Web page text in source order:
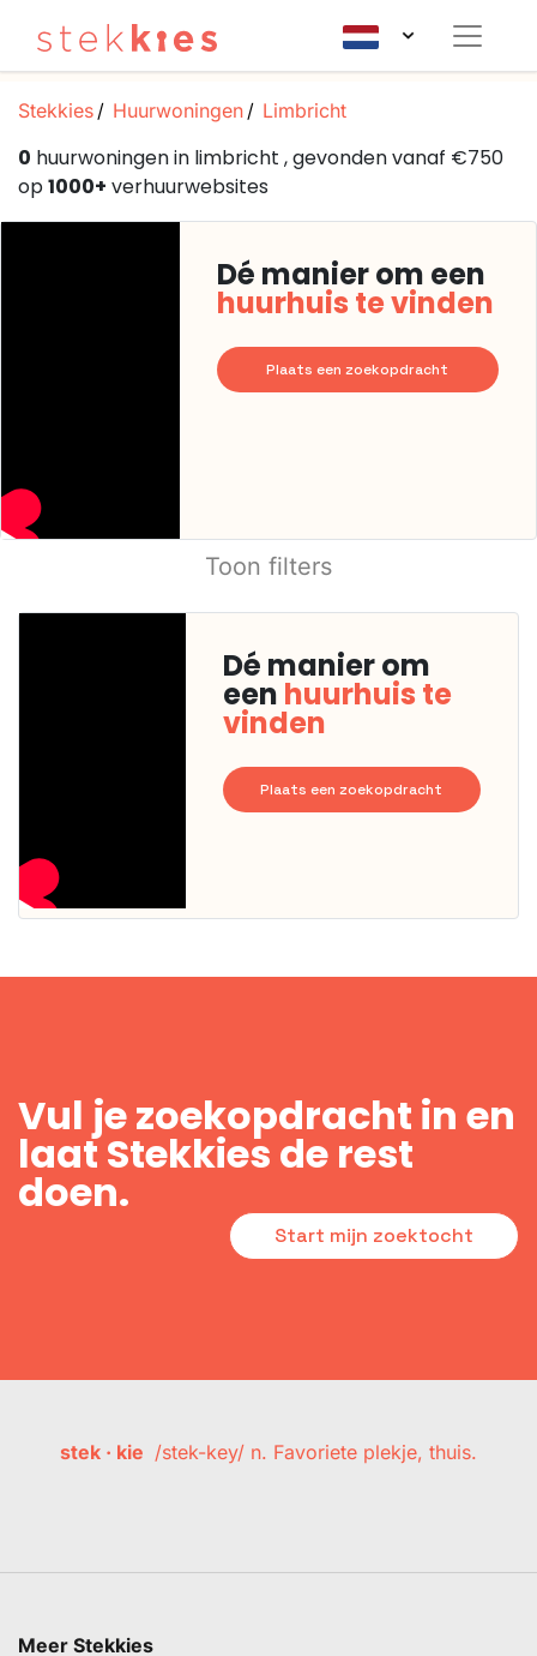
Stekkies Huurwoningen Limbricht
0 huurwoningen in limbricht , gevonden vanaf €750
op1000+ verhuurwebsites
Dé manier om een
huurhuis te vinden
Plaats een zoekopdracht
Toon filters
Dé manier om
een huurhuis te
vinden
Plaats een zoekopdracht
Vul je zoekopdracht in en
laat Stekkies de rest
doen.
Start mijn zoektocht
stek · kie /stek-key/ n. Favoriete plekje, thuis.
Meer Stekkies